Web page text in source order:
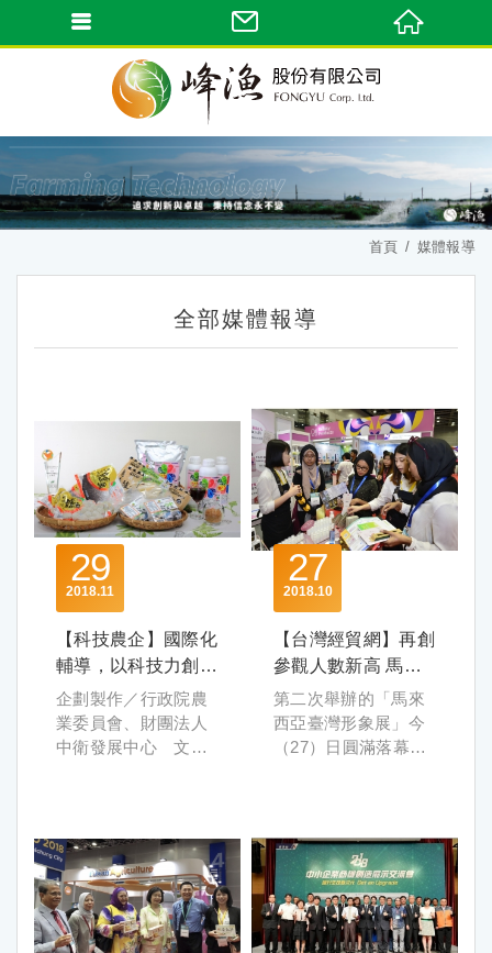
首頁 媒體報導
全部媒體報導
29
11
2018
【科技農企】國際化
輔導，以科技力創養
殖漁業新高峰──峰
漁企業股份有限公司
企劃製作／行政院農
業委員會、財團法人
中衛發展中心 文／
殖經驗與背景的劉建
伸，因為喜歡養魚，
學生時期就在家裡偷
偷養魚，畢業後因難
以忘情養魚的樂趣，
27
10
2018
【台灣經貿網】再創
參觀人數新高 馬來
西亞台灣形象展風光
落幕
第二次舉辦的「馬來
西亞臺灣形象展」今
（27）日圓滿落幕，
機。本展由經濟部國
際貿易局及外貿協會
共同主辦，規劃6大亮
點，並融入文化、觀
光層面呈現「臺灣